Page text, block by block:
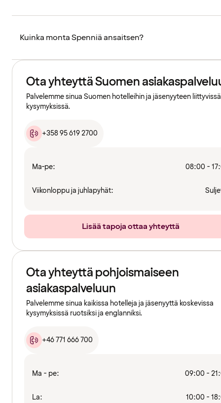
Kuinka monta Spenniä ansaitsen?
Ota yhteyttä Suomen
Palvelemme sinua Suomen hotelleihin ja jäsenyyteen liittyvissä
kysymyksissä.
+358 95 619 2700
Ma-pe: 08:00 -
Viikonloppu ja juhlapyhät:
Lisää tapoja ottaa yhteyttä
Ota yhteyttä pohjoismaiseen
asiakaspalveluun
Palvelemme sinua kaikissa hotelleja ja jäsenyyttä koskevissa
kysymyksissä ruotsiksi ja englanniksi.
+46 771 666 700
Ma - pe: 09:00 -
La: 10:00 -